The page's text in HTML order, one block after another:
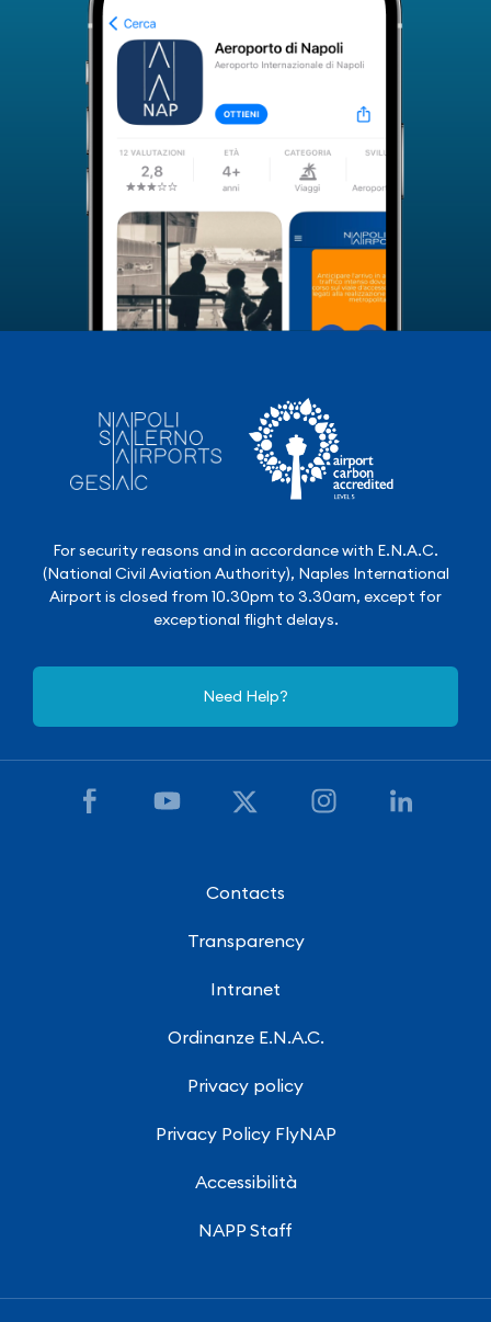
For security reasons and in accordance with E.N.A.C.
(National Civil Aviation Authority), Naples International
Airport is closed from 10.30pm to 3.30am, except for
exceptional flight delays.
Need Help?
Contacts
Transparency
Intranet
Ordinanze E.N.A.C.
Privacy policy
Privacy Policy FlyNAP
Accessibilità
NAPP Staff